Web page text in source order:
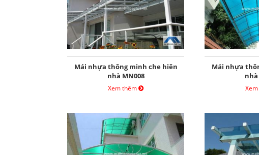
Mái nhựa thông minh che hiên
nhà MN008
Xem thêm
Mái nhựa
nhà